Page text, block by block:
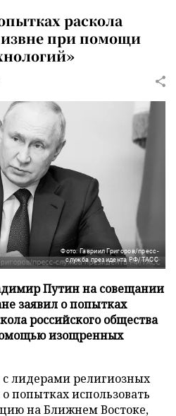
раскола
при помощи
Фото: Гавриил Григоров/пресс-
служба президента РФ/ТАСС
Путин на совещании
заявил о попытках
российского общества
изощренных
с лидерами религиозных
попытках использовать
на Ближнем Востоке,